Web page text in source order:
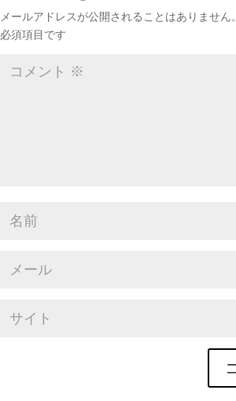
メールアドレスが公開されることはありません。
必須項目です